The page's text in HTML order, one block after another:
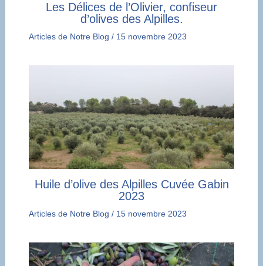
Les Délices de l’Olivier, confiseur
d’olives des Alpilles.
Articles de Notre Blog / 15 novembre 2023
Huile d’olive des Alpilles Cuvée Gabin
2023
Articles de Notre Blog / 15 novembre 2023